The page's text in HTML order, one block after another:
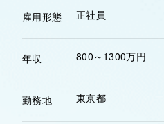
雇用形態 正社員
年収 800～1300万円
勤務地 東京都